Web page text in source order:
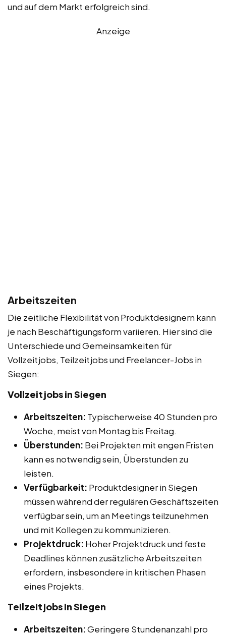
und auf dem Markt erfolgreich sind.
Anzeige
Arbeitszeiten
Die zeitliche Flexibilität von Produktdesignern kann
je nach Beschäftigungsform variieren. Hier sind die
Unterschiede und Gemeinsamkeiten für
Vollzeitjobs, Teilzeitjobs und Freelancer-Jobs in
Siegen:
Vollzeitjobs in Siegen
Arbeitszeiten: Typischerweise 40 Stunden pro
Woche, meist von Montag bis Freitag.
Überstunden: Bei Projekten mit engen Fristen
kann es notwendig sein, Überstunden zu
leisten.
Verfügbarkeit: Produktdesigner in Siegen
müssen während der regulären Geschäftszeiten
verfügbar sein, um an Meetings teilzunehmen
und mit Kollegen zu kommunizieren.
Projektdruck: Hoher Projektdruck und feste
Deadlines können zusätzliche Arbeitszeiten
erfordern, insbesondere in kritischen Phasen
eines Projekts.
Teilzeitjobs in Siegen
Arbeitszeiten:Geringere Stundenanzahl pro